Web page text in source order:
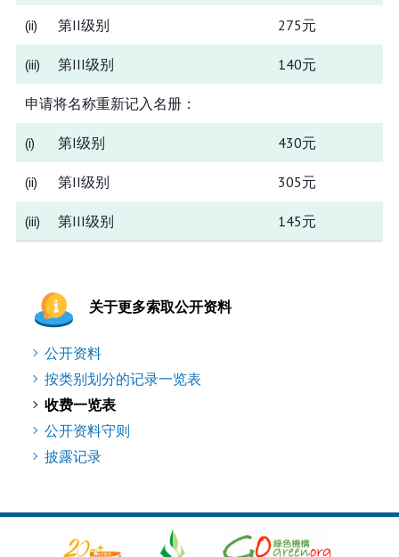
(ii) 第II级别 275元
(iii) 第III级别 140元
申请将名称重新记入名册：
(i) 第I级别 430元
(ii) 第II级别 305元
(iii) 第III级别 145元
关于更多索取公开资料
公开资料
按类别划分的记录一览表
收费一览表
公开资料守则
披露记录